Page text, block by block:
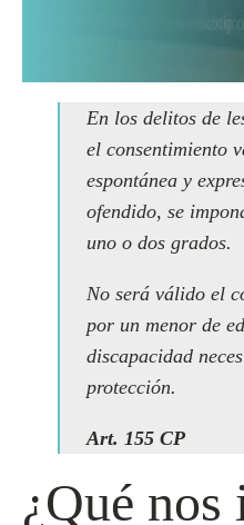
En los delitos de
el consentimiento
espontánea y
ofendido, se
uno o dos grados.
No será válido el
por un menor de
discapacidad
protección.
Art. 155 CP
¿Qué nos